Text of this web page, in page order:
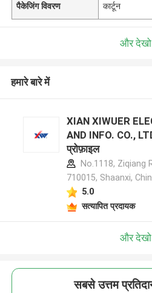
पैकेजिंग विवरण कार्टून
और देखो
हमारे बारे में
XIAN XIWUER
AND INFO. CO., LTD
प्रोफ़ाइल
No.1118, Ziqiang
710015, Shaanxi,
5.0
सत्यापित प्रदायक
और देखो
सबसे उत्तम